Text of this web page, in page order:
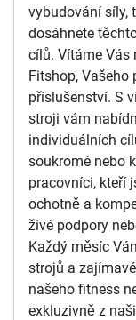
vybudování síly,
dosáhnete
cílů. Vítáme Vás
Fitshop, Vašeho
příslušenství. S
stroji vám
individuálních
soukromé nebo
pracovníci, kteří
ochotně a
živé podpory
Každý měsíc
strojů a
našeho fitness
exkluzivně z